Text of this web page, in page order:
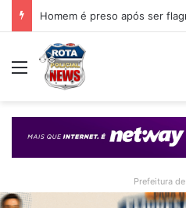
Menu
Prefeitura